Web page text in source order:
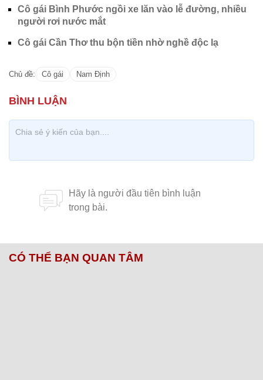
Cô gái Bình Phước ngồi xe lăn vào lễ đường, nhiều
người rơi nước mắt
Cô gái Cần Thơ thu bộn tiền nhờ nghề độc lạ
Chủ đề: Cô gái Nam Định
CÓ THỂ BẠN QUAN TÂM